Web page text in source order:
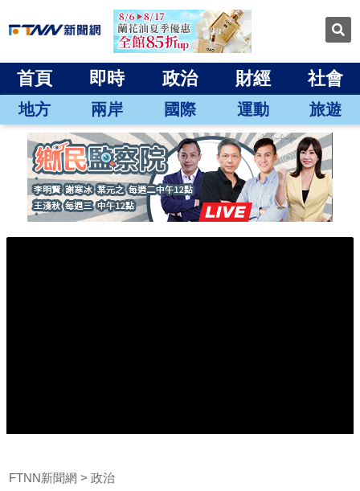
首頁 即時 政治 財經 社會
地方 兩岸 國際 運動 旅遊
FTNN新聞網 政治